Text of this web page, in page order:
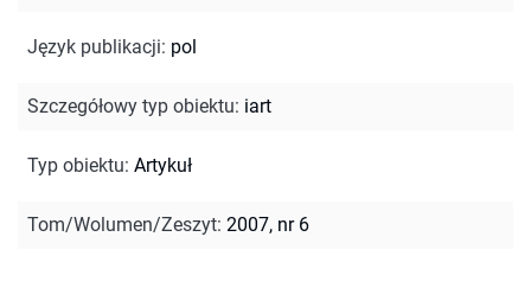
Język publikacji: pol
Szczegółowy typ obiektu: iart
Typ obiektu: Artykuł
Tom/Wolumen/Zeszyt: 2007, nr 6